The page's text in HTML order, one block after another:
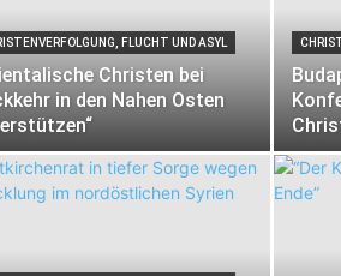
FLUCHT UND ASYL
Christen bei
in den Nahen Osten